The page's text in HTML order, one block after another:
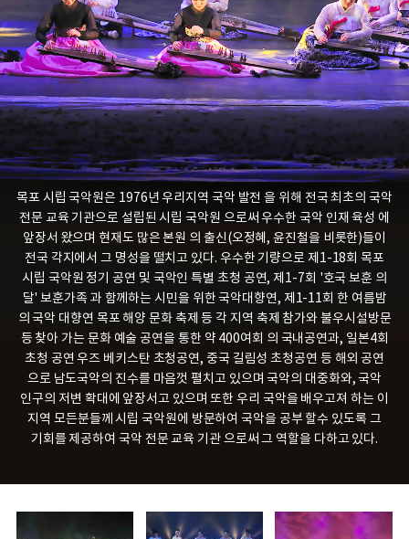
목포 시립 국악원은 1976년 우리지역 국악 발전 을 위해 전국 최초의 국악
전문 교육 기관으로 설립된 시립 국악원 으로써우수한 국악 인재 육성 에
앞장서 왔으며 현재도 많은 본원 의 출신(오정혜, 윤진철을 비롯한)들이
전국 각지에서 그 명성을 떨치고 있다. 우수한 기량으로 제1-18회 목포
시립 국악원 정기 공연 및 국악인 특별 초청 공연, 제1-7회 '호국 보훈 의
달' 보훈가족 과 함께하는 시민을 위한 국악대향연, 제1-11회 한 여름밤
의 국악 대향연 목포 해양 문화 축제 등 각 지역 축제 참가와 불우시설방문
등 찾아 가는 문화 예술 공연을 통한 약 400여회 의 국내공연과, 일본4회
초청 공연 우즈 베키스탄 초청공연, 중국 길림성 초청공연 등 해외 공연
으로 남도국악의 진수를 마음껏 펼치고 있으며 국악의 대중화와, 국악
인구의 저변 확대에 앞장서고 있으며 또한 우리 국악을 배우고져 하는 이
지역 모든분들께 시립 국악원에 방문하여 국악을 공부 할수 있도록 그
기회를 제공하여 국악 전문 교육 기관 으로써 그 역할을 다하고 있다.